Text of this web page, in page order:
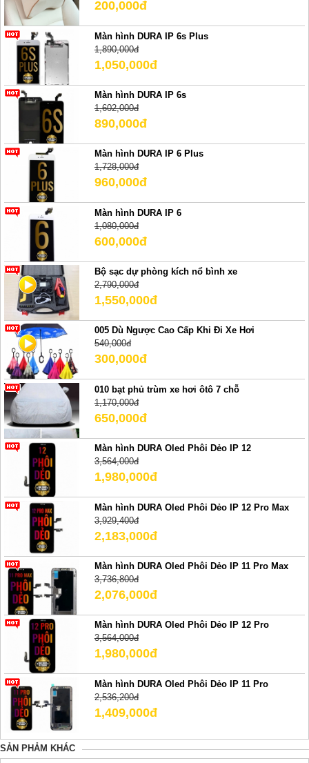
200,000đ
Màn hình DURA IP 6s Plus
1,890,000đ
1,050,000đ
Màn hình DURA IP 6s
1,602,000đ
890,000đ
Màn hình DURA IP 6 Plus
1,728,000đ
960,000đ
Màn hình DURA IP 6
1,080,000đ
600,000đ
Bộ sạc dự phòng kích nổ bình xe
2,790,000đ
1,550,000đ
005 Dù Ngược Cao Cấp Khi Đi Xe Hơi
540,000đ
300,000đ
010 bạt phủ trùm xe hơi ôtô 7 chỗ
1,170,000đ
650,000đ
Màn hình DURA Oled Phôi Dẻo IP 12
3,564,000đ
1,980,000đ
Màn hình DURA Oled Phôi Dẻo IP 12 Pro Max
3,929,400đ
2,183,000đ
Màn hình DURA Oled Phôi Dẻo IP 11 Pro Max
3,736,800đ
2,076,000đ
Màn hình DURA Oled Phôi Dẻo IP 12 Pro
3,564,000đ
1,980,000đ
Màn hình DURA Oled Phôi Dẻo IP 11 Pro
2,536,200đ
1,409,000đ
SẢN PHẢM KHÁC